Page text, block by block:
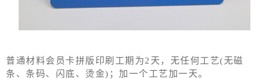
普通材料会员卡拼版印刷工期为2天，无任何工艺(无磁
条、条码、闪底、烫金)；加一个工艺加一天。